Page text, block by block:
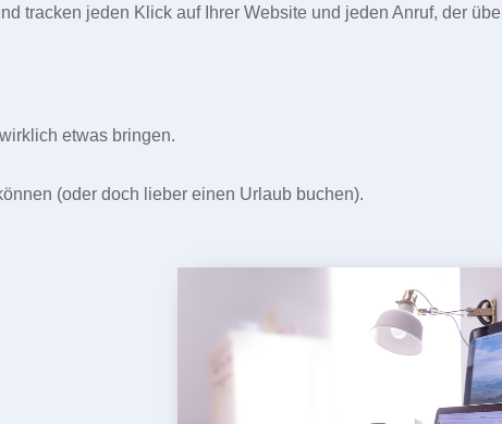
tracken jeden Klick auf Ihrer Website und jeden Anruf, der
etwas bringen.
(oder doch lieber einen Urlaub buchen).